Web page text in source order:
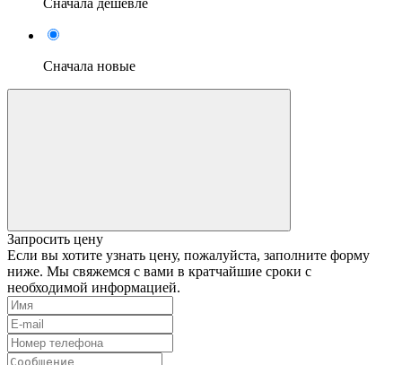
Сначала новые
Запросить цену
Если вы хотите узнать цену, пожалуйста, заполните форму
ниже. Мы свяжемся с вами в кратчайшие сроки с
необходимой информацией.